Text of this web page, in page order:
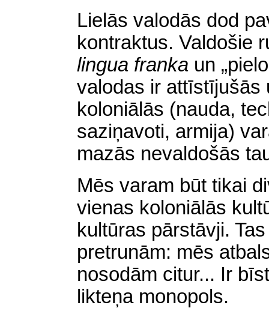
Lielās valodās dod
kontraktus. Valdošie
lingua franka un
valodas ir attīstījušās
koloniālās (nauda,
saziņavoti, armija)
mazās nevaldošās
Mēs varam būt tikai
vienas koloniālās
kultūras pārstāvji.
pretrunām: mēs
nosodām citur... Ir
likteņa monopols.